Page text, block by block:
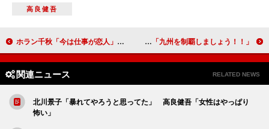
高良健吾
ホラン千秋「今は仕事が恋人」 マスクで隠したい“赤面エピソード”を告白 ＨＫＴ４８、九州７県ツアー開催を発表 指原莉乃「九州を制覇しましょう！！」
関連ニュース RELATED NEWS
北川景子「暴れてやろうと思ってた」 高良健吾「女性はやっぱり
怖い」